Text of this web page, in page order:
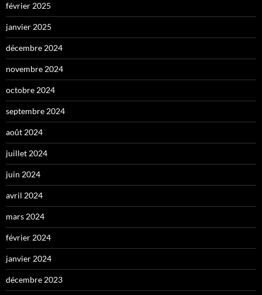
février 2025
janvier 2025
décembre 2024
novembre 2024
octobre 2024
septembre 2024
août 2024
juillet 2024
juin 2024
avril 2024
mars 2024
février 2024
janvier 2024
décembre 2023